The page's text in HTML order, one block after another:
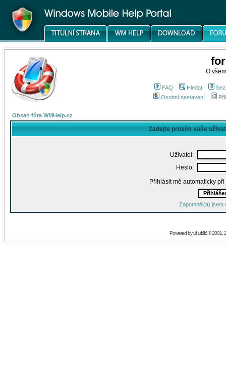
O
FAQ Hledat
Osobní nastavení
Obsah fóra WMHelp.cz
Zadejte prosím vaše
Uživatel:
Heslo:
Přihlásit mě automaticky
Zapomněl(a) jsem
Powered byphpBB© 2001,